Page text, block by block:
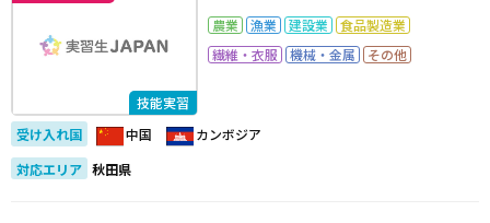
技能実習
農業 漁業 建設業
食品製造業
繊維・衣服
機械・金属 その他
受け入れ国 中国
カンボジア
対応エリア 秋田県